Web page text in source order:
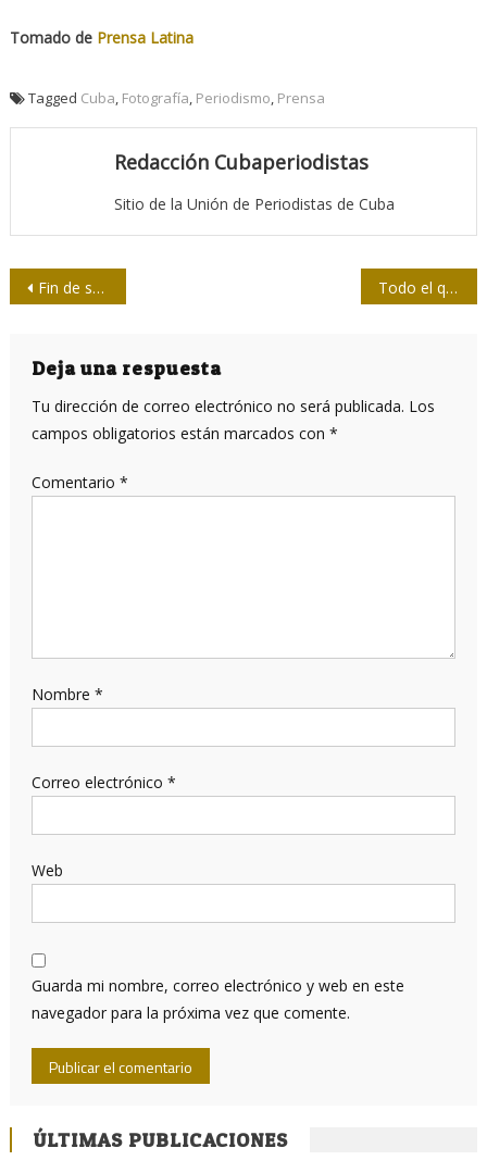
Tomado de Prensa Latina
Tagged Cuba, Fotografía, Periodismo, Prensa
Redacción Cubaperiodistas
Sitio de la Unión de Periodistas de Cuba
Navegación
entradas
Fin de semana de definiciones en el softball de la prensa Todo el que sirvió es sagrado
Deja una respuesta
Tu dirección de correo electrónico no será publicada. Los
campos obligatorios están marcados con *
Comentario *
Nombre *
Correo electrónico *
Web
Guarda mi nombre, correo electrónico y web en este
navegador para la próxima vez que comente.
ÚLTIMAS PUBLICACIONES